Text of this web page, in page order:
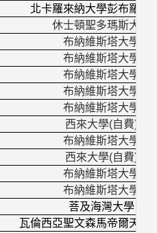
北卡羅來納大學彭布羅克
休士頓聖多瑪斯大學
布納維斯塔大學
布納維斯塔大學
布納維斯塔大學
布納維斯塔大學
布納維斯塔大學
西來大學(自費)
布納維斯塔大學
西來大學(自費)
布納維斯塔大學
布納維斯塔大學
菩及海灣大學
瓦倫西亞聖文森馬帝爾天主